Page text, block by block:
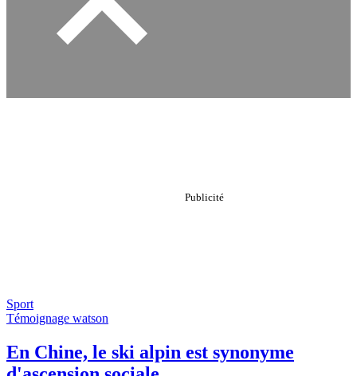
Sport
Témoignage watson
En Chine, le ski alpin est synonyme